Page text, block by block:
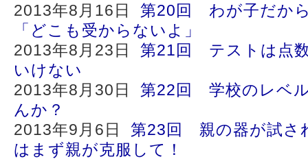
2013年8月16日 第20回 わが子だか
「どこも受からないよ」
2013年8月23日 第21回 テストは点
いけない
2013年8月30日 第22回 学校のレベ
んか？
2013年9月6日 第23回 親の器が試さ
はまず親が克服して！